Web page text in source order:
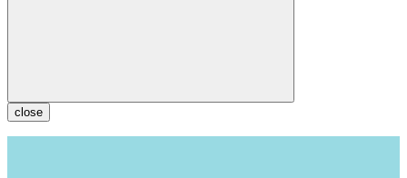
close